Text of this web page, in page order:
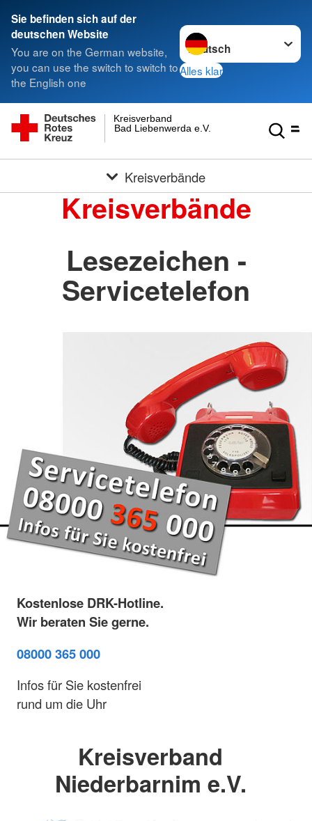
Sie befinden sich auf der
deutschen Website
You are on the German website,
you can use the switch to switch to
the English one
Sprache wechseln zu
Alles klar
Bad Liebenwerda e.V.
Kreisverband
Kreisverbände
Kreisverbände
Lesezeichen -
Servicetelefon
Kostenlose DRK-Hotline.
Wir beraten Sie gerne.
08000 365 000
Infos für Sie kostenfrei
rund um die Uhr
Kreisverband
Niederbarnim e.V.